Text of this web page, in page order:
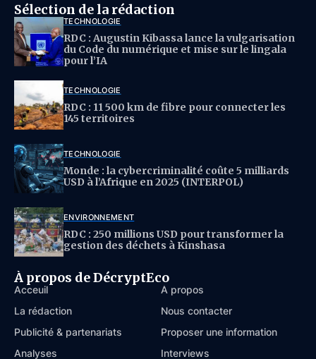
Sélection de la rédaction
TECHNOLOGIE
RDC : Augustin Kibassa lance la vulgarisation
du Code du numérique et mise sur le lingala
pour l’IA
TECHNOLOGIE
RDC : 11 500 km de fibre pour connecter les
145 territoires
TECHNOLOGIE
Monde : la cybercriminalité coûte 5 milliards
USD à l’Afrique en 2025 (INTERPOL)
ENVIRONNEMENT
RDC : 250 millions USD pour transformer la
gestion des déchets à Kinshasa
À propos de DécryptEco
Acceuil
À propos
La rédaction
Nous contacter
Publicité & partenariats
Proposer une information
Analyses
Interviews